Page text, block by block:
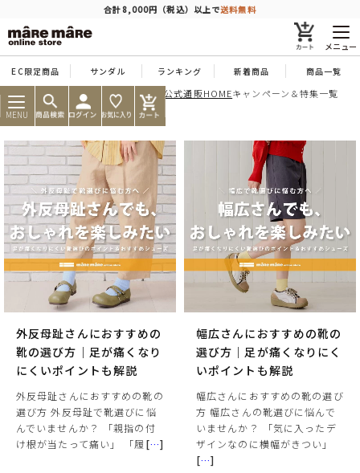
合計8,000円（税込）以上で送料無料
メニュー
EC限定商品 サンダル ランキング 新着商品 商品一覧
MENU
痛くならない靴ならマーレマーレ公式通販HOMEキャンペーン＆特集一覧
外反母趾さんにおすすめの
靴の選び方｜足が痛くなり
にくいポイントも解説
外反母趾さんにおすすめの靴の
選び方 外反母趾で靴選びに悩
んでいませんか？ 「親指の付
け根が当たって痛い」 「履 […]
幅広さんにおすすめの靴の
選び方｜足が痛くなりにく
いポイントも解説
幅広さんにおすすめの靴の選び
方 幅広さんの靴選びに悩んで
いませんか？ 「気に入ったデ
ザインなのに横幅がきつい」
[…]
商品を探す
人気ワード #コンフォート #パンプス #スニーカー #ブーツ
タイプ
カテゴリー
特徴
ブランド
カラー